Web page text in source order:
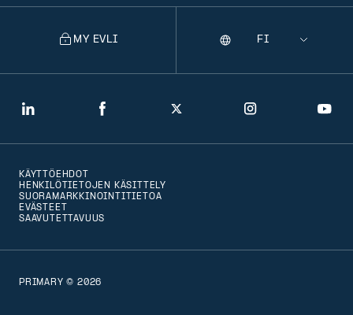
LinkedIn Facebook Twitter Instagram
MY EVLI
Selecting
the
Kieli
PRIMARY © 2026
KÄYTTÖEHDOT
HENKILÖTIETOJEN KÄSITTELY
SUORAMARKKINOINTITIETOA
EVÄSTEET
SAAVUTETTAVUUS